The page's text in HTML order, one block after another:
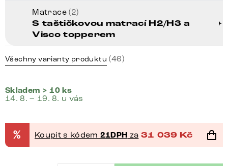
Matrace(2)
S taštičkovou matrací H2/H3 a
Visco topperem
Všechny varianty produktu (46)
Skladem > 10 ks
14. 8. – 19. 8. u vás
% Koupit s kódem 21DPH za 31 039 Kč